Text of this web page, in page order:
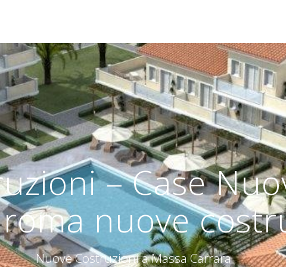
– Case
nuove
Nuove Costruzioni a Massa Carrara